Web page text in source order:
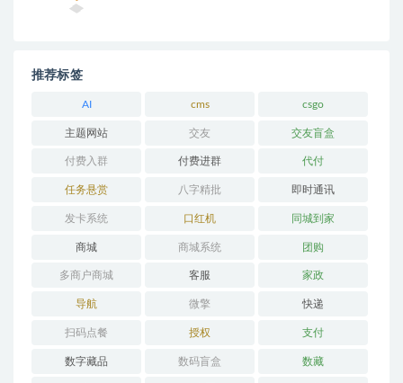
推荐标签
AI cms csgo
主题网站 交友 交友盲盒
付费入群 付费进群 代付
任务悬赏 八字精批 即时通讯
发卡系统 口红机 同城到家
商城 商城系统 团购
多商户商城 客服 家政
导航 微擎 快递
扫码点餐 授权 支付
数字藏品 数码盲盒 数藏